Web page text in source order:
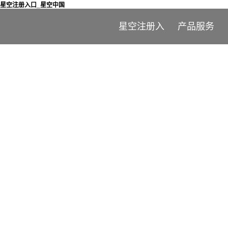
星空注册入口_星空中国
星空注册入 产品服务